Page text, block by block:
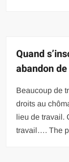
Quand
abandon
Beaucoup de
droits au
lieu de travail.
travail…. The